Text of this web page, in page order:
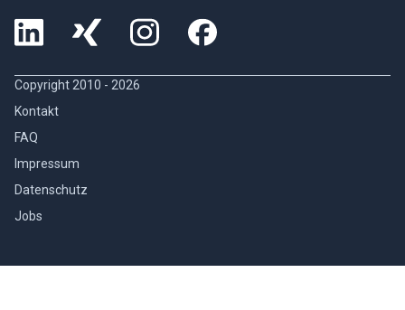
Copyright 2010 - 2026
Kontakt
FAQ
Impressum
Datenschutz
Jobs